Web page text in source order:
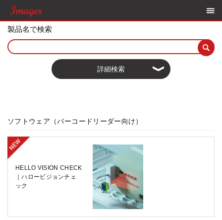
製品名で検索
詳細検索
ソフトウェア（バーコードリーダー向け）
HELLO VISION CHECK
｜ハロービジョンチェ
ック